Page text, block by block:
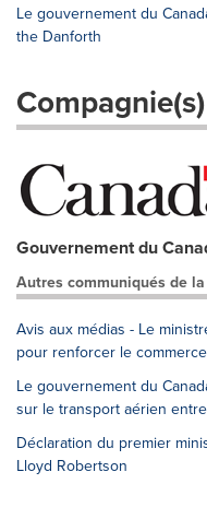
Le gouvernement du
the Danforth
Gouvernement du
Autres communiqués de
Avis aux médias - Le
pour renforcer le
Le gouvernement du
sur le transport aérien
Déclaration du premier
Lloyd Robertson